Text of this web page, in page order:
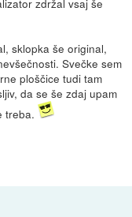
zdržal vsaj še
sklopka še original,
Svečke sem
ploščice tudi tam
da se še zdaj upam
treba.